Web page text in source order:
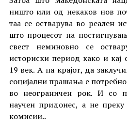
ништо или од некаков нов
таа се остварува во реален
што процесот на
свест неминовно се
историски период како и кај
19 век. А на крајот, да
социјални прашања е
во неограничен рок. И со
научен придонес, а не
комисии..